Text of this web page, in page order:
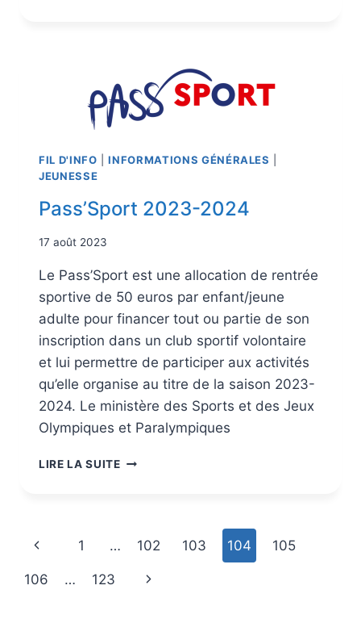
FIL D'INFO |INFORMATIONS GÉNÉRALES
JEUNESSE
Pass’Sport 2023-2024
17 août 2023
Le Pass’Sport est une allocation de rentrée
sportive de 50 euros par enfant/jeune
adulte pour financer tout ou partie de son
inscription dans un club sportif volontaire
et lui permettre de participer aux activités
qu’elle organise au titre de la saison 2023-
2024. Le ministère des Sports et des Jeux
Olympiques et Paralympiques
LIRE LA SUITE
1 … 102 103 104 105
106 … 123